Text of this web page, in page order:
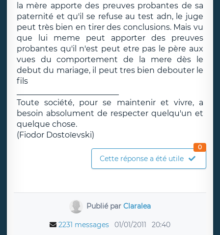
la mère apporte des preuves probantes de sa
paternité et qu'il se refuse au test adn, le juge
peut très bien en tirer des conclusions. Mais vu
que lui meme peut apporter des preuves
probantes qu'il n'est peut etre pas le père aux
vues du comportement de la mere dès le
debut du mariage, il peut tres bien debouter le
fils
Toute société, pour se maintenir et vivre, a
besoin absolument de respecter quelqu'un et
quelque chose.
(Fiodor Dostoïevski)
Cette réponse a été utile
0
Publié parClaralea
2231 messages 01/01/2011 20:40